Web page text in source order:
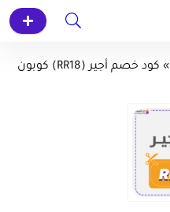
»
كود خصم أجير (RR18) كوبون